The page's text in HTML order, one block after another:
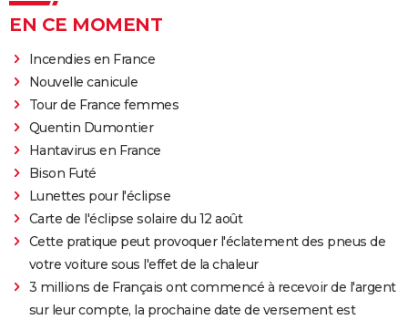
EN CE MOMENT
Incendies en France
Nouvelle canicule
Tour de France femmes
Quentin Dumontier
Hantavirus en France
Bison Futé
Lunettes pour l'éclipse
Carte de l'éclipse solaire du 12 août
Cette pratique peut provoquer l'éclatement des pneus de
votre voiture sous l'effet de la chaleur
3 millions de Français ont commencé à recevoir de l'argent
sur leur compte, la prochaine date de versement est